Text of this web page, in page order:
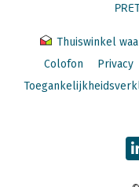
Thuiswinkel
Colofon
Privacy